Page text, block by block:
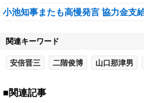
小池知事またも高慢発言 協力金支
関連キーワード
安倍晋三 二階俊博 山口那津男
■関連記事